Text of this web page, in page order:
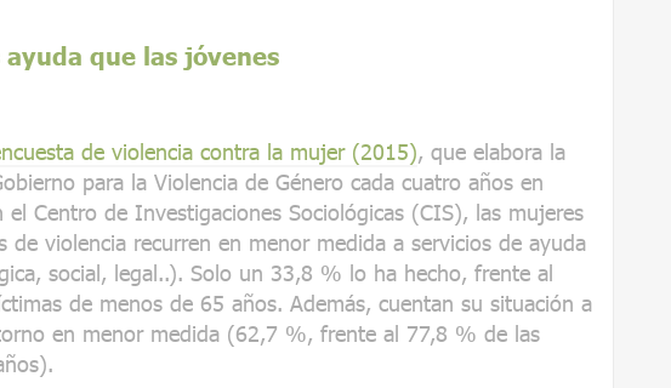
ayuda que las jóvenes
de violencia contra la mujer (2015), que elabora la
para la Violencia de Género cada cuatro años en
el Centro de Investigaciones Sociológicas (CIS), las mujeres
de violencia recurren en menor medida a servicios de ayuda
social, legal..). Solo un 33,8 % lo ha hecho, frente al
de menos de 65 años. Además, cuentan su situación a
en menor medida (62,7 %, frente al 77,8 % de las